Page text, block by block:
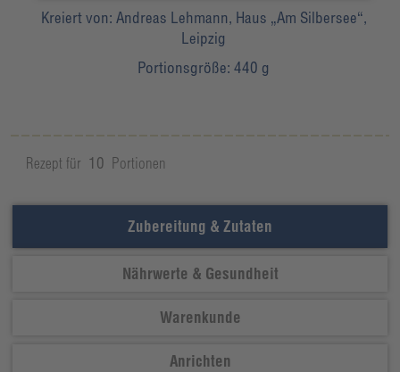
Kreiert von: Andreas Lehmann, Haus „Am Silbersee“,
Leipzig
Portionsgröße:440 g
Rezept für 10 Portionen
Zubereitung & Zutaten
Nährwerte & Gesundheit
Warenkunde
Anrichten